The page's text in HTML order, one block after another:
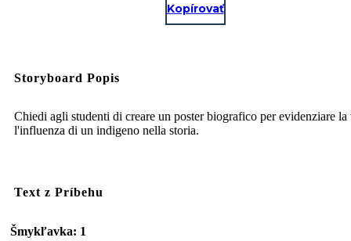
Kopírovať
Storyboard Popis
Chiedi agli studenti di creare un poster biografico per evidenziare la
l'influenza di un indigeno nella storia.
Text z Príbehu
Šmykľavka: 1